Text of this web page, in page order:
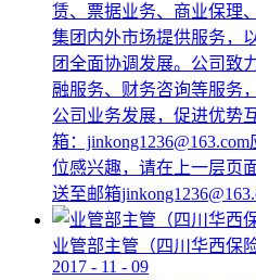
赁、票据业务、商业保理
集团内外市场提供服务，
团全面协调发展。公司致
融服务、财务咨询等服务
公司业务发展，促进优势
箱：
位感兴趣，请在上一层页
送至邮箱
业管部主管（四川华西保
2017 - 11 - 09